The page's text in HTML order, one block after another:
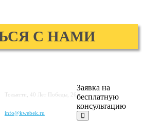
С НАМИ
Тольятти, 40 Лет Победы, 26
info@kwebek.ru
Заявка на
бесплатную
консультацию